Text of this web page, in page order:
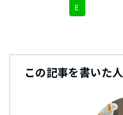
E
この記事を書いた人